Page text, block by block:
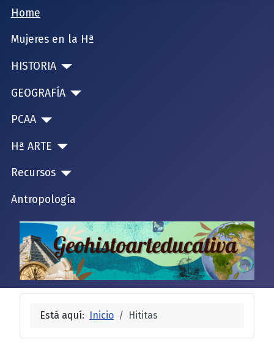
Home
Mujeres en la Hª
HISTORIA
GEOGRAFÍA
PCAA
Hª ARTE
Recursos
Antropología
Está aquí: Inicio Hititas